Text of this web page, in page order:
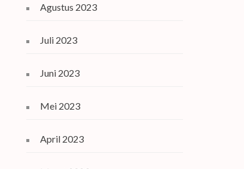
Agustus 2023
Juli 2023
Juni 2023
Mei 2023
April 2023